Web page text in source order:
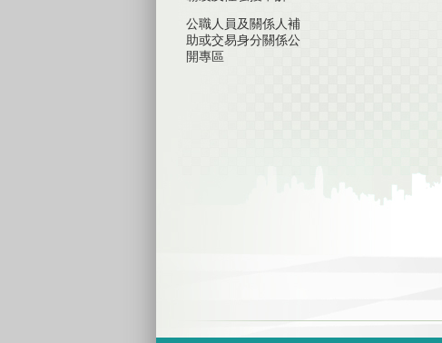
公職人員及關係人補
助或交易身分關係公
開專區